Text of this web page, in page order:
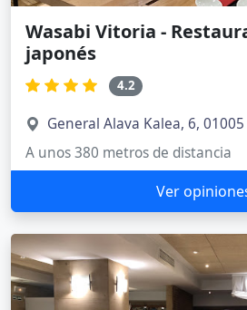
Wasabi Vitoria -
japonés
4.2
General Alava Kalea, 6,
A unos 380 metros de distancia
Ver